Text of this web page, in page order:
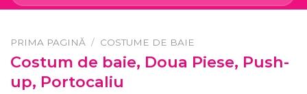
PRIMA PAGINĂ / COSTUME DE BAIE
Costum de baie, Doua Piese, Push-
up, Portocaliu